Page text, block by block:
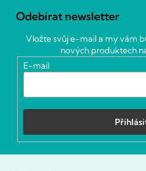
Odebírat newsletter
Vložte svůj e-mail a my vám
nových produktech
E-mail